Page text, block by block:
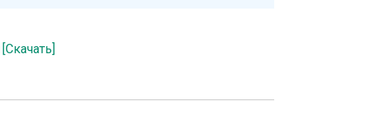
[Скачать]